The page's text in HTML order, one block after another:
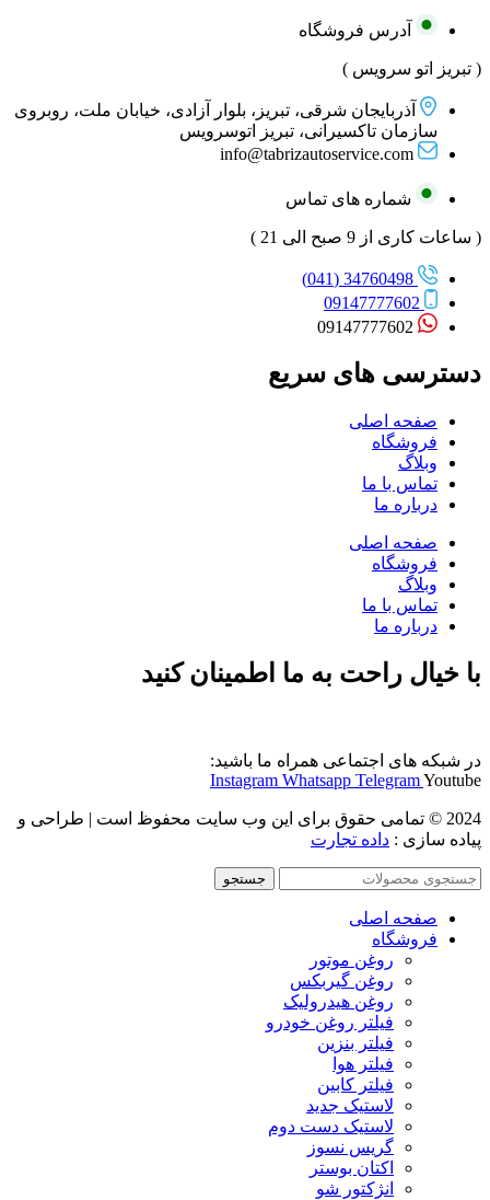
آدرس فروشگاه
( تبریز اتو سرویس )
آذربایجان شرقی، تبریز، بلوار آزادی، خیابان ملت، روبروی
سازمان تاکسیرانی، تبریز اتوسرویس
info@tabrizautoservice.com
شماره های تماس
( ساعات کاری از 9 صبح الی 21 )
34760498 (041)
09147777602
09147777602
دسترسی های سریع
صفحه اصلی
فروشگاه
وبلاگ
تماس با ما
درباره ما
صفحه اصلی
فروشگاه
وبلاگ
تماس با ما
درباره ما
با خیال راحت به ما اطمینان کنید
در شبکه های اجتماعی همراه ما باشید:
Instagram Whatsapp TelegramYoutube
2024 © تمامی حقوق برای این وب سایت محفوظ است | طراحی و
پیاده سازی : داده تجارت
جستجو
صفحه اصلی
فروشگاه
روغن موتور
روغن گیربکس
روغن هیدرولیک
فیلتر روغن خودرو
فیلتر بنزین
فیلتر هوا
فیلتر کابین
لاستیک جدید
لاستیک دست دوم
گریس نسوز
اکتان بوستر
انژکتور شو